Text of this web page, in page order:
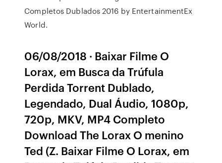
Completos Dublados 2016 by EntertainmentEx
World.
06/08/2018 · Baixar Filme O
Lorax, em Busca da Trúfula
Perdida Torrent Dublado,
Legendado, Dual Áudio, 1080p,
720p, MKV, MP4 Completo
Download The Lorax O menino
Ted (Z. Baixar Filme O Lorax, em